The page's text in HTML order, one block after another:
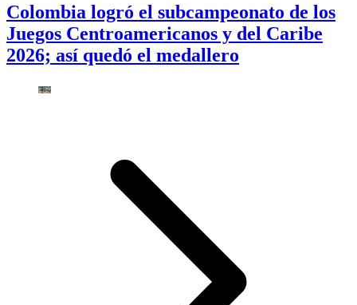
Colombia logró el subcampeonato de los
Juegos Centroamericanos y del Caribe
2026; así quedó el medallero